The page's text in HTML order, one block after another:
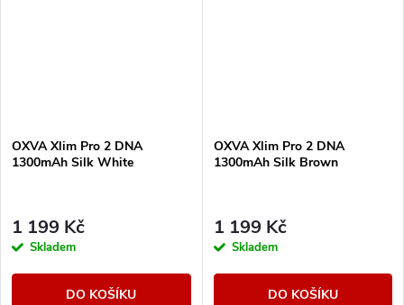
OXVA Xlim Pro 2 DNA
1300mAh Silk White
1 199 Kč
Skladem
DO KOŠÍKU
OXVA Xlim Pro 2 DNA
1300mAh Silk Brown
1 199 Kč
Skladem
DO KOŠÍKU